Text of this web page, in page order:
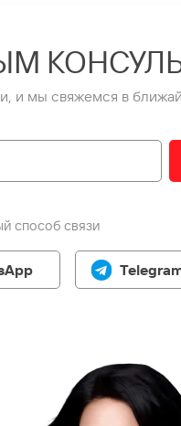
и мы свяжемся в
способ связи